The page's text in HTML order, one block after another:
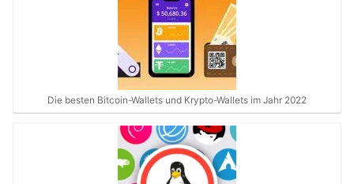
Die besten Bitcoin-Wallets und Krypto-Wallets im Jahr 2022